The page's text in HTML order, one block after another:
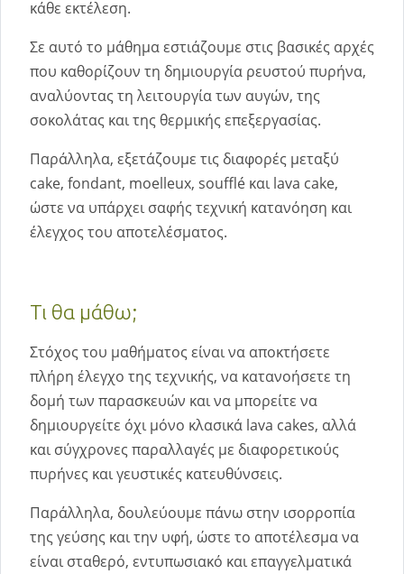
κάθε εκτέλεση.
Σε αυτό το μάθημα εστιάζουμε στις βασικές αρχές
που καθορίζουν τη δημιουργία ρευστού πυρήνα,
αναλύοντας τη λειτουργία των αυγών, της
σοκολάτας και της θερμικής επεξεργασίας.
Παράλληλα, εξετάζουμε τις διαφορές μεταξύ
cake, fondant, moelleux, soufflé και lava cake,
ώστε να υπάρχει σαφής τεχνική κατανόηση και
έλεγχος του αποτελέσματος.
Τι θα μάθω;
Στόχος του μαθήματος είναι να αποκτήσετε
πλήρη έλεγχο της τεχνικής, να κατανοήσετε τη
δομή των παρασκευών και να μπορείτε να
δημιουργείτε όχι μόνο κλασικά lava cakes, αλλά
και σύγχρονες παραλλαγές με διαφορετικούς
πυρήνες και γευστικές κατευθύνσεις.
Παράλληλα, δουλεύουμε πάνω στην ισορροπία
της γεύσης και την υφή, ώστε το αποτέλεσμα να
είναι σταθερό, εντυπωσιακό και επαγγελματικά